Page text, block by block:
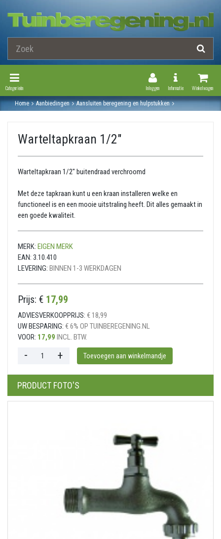
Winkelwagen
Toggle
Informatie
Inloggen
Toggle Navigation
Categorieën
Home Aanbiedingen
Aansluiten beregening en hulpstukken
Warteltapkraan 1/2"
Warteltapkraan 1/2" buitendraad verchroomd
Met deze tapkraan kunt u een kraan installeren welke en
functioneel is en een mooie uitstraling heeft. Dit alles gemaakt in
een goede kwaliteit.
MERK: EIGEN MERK
EAN: 3.10.410
LEVERING: BINNEN 1-3 WERKDAGEN
Prijs: € 17,99
ADVIESVERKOOPPRIJS: € 18,99
UW BESPARING: € 6% OP TUINBEREGENING.NL
VOOR: 17,99 INCL. BTW.
PRODUCT FOTO'S